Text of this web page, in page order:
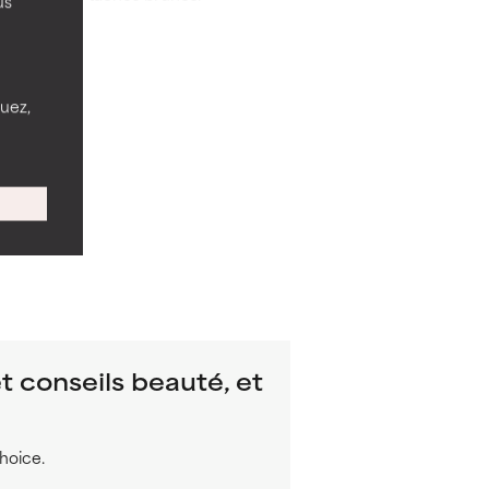
conseils beauté, et